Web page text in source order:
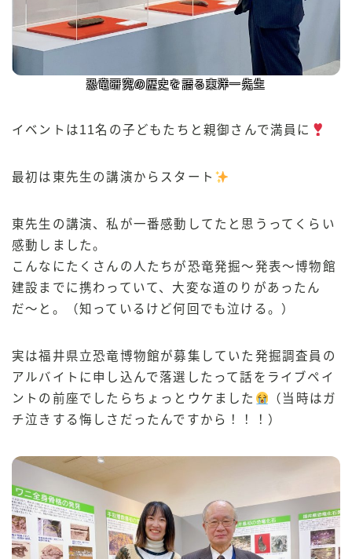
恐竜研究の歴史を語る東洋一先生
イベントは11名の子どもたちと親御さんで満員に
最初は東先生の講演からスタート
東先生の講演、私が一番感動してたと思うってくらい
感動しました。
こんなにたくさんの人たちが恐竜発掘〜発表〜博物館
建設までに携わっていて、大変な道のりがあったん
だ〜と。（知っているけど何回でも泣ける。）
実は福井県立恐竜博物館が募集していた発掘調査員の
アルバイトに申し込んで落選したって話をライブペイ
ントの前座でしたらちょっとウケました
（当時はガ
チ泣きする悔しさだったんですから！！！）